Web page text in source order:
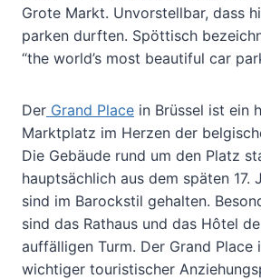
Grote Markt. Unvorstellbar, dass
parken durften. Spöttisch
“the world’s most beautiful car
Der Grand Place in Brüssel ist ein
Marktplatz im Herzen der
Die Gebäude rund um den Platz
hauptsächlich aus dem späten 17.
sind im Barockstil gehalten.
sind das Rathaus und das Hôtel
auffälligen Turm. Der Grand Place
wichtiger touristischer